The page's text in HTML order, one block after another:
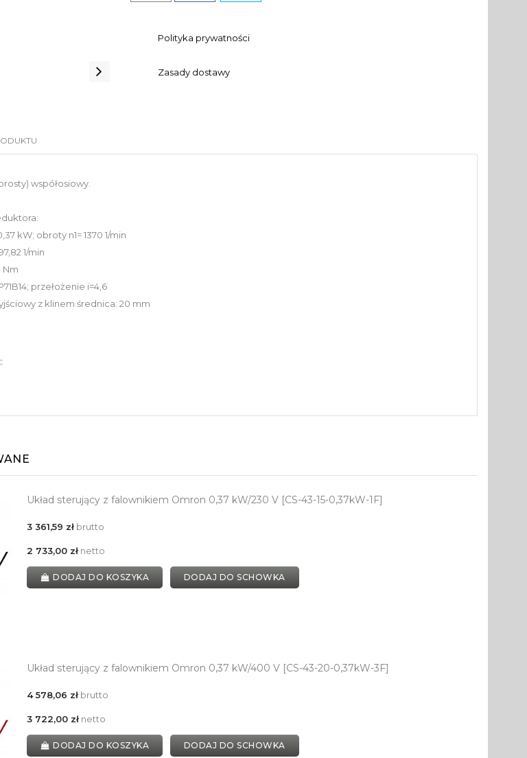
Polityka prywatności
Zasady dostawy
współosiowy.
kW; obroty n1= 1370 1/min
1/min
Nm
przełożenie i=4,6
z klinem średnica: 20 mm
Układ sterujący z falownikiem Omron 0,37 kW/230 V [CS-43-15-0,37kW-1F]
3 361,59 złbrutto
2 733,00 złnetto
DODAJ DO KOSZYKA DODAJ DO SCHOWKA
Układ sterujący z falownikiem Omron 0,37 kW/400 V [CS-43-20-0,37kW-3F]
4 578,06 złbrutto
3 722,00 złnetto
DODAJ DO KOSZYKA DODAJ DO SCHOWKA